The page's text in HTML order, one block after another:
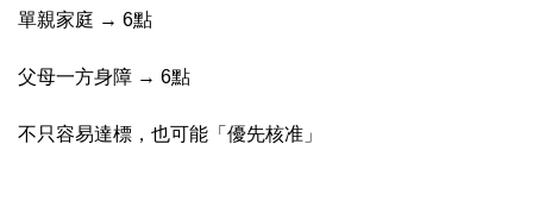
單親家庭 → 6點
父母一方身障 → 6點
不只容易達標，也可能「優先核准」